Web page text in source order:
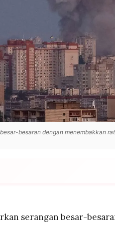
besaran dengan menembakkan
serangan besar-